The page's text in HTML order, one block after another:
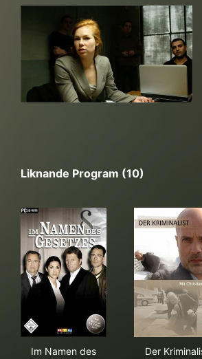
Liknande Program (10)
Im Namen des
Der